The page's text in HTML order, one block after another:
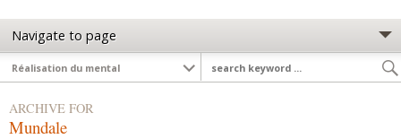
ARCHIVE FOR
Mundale